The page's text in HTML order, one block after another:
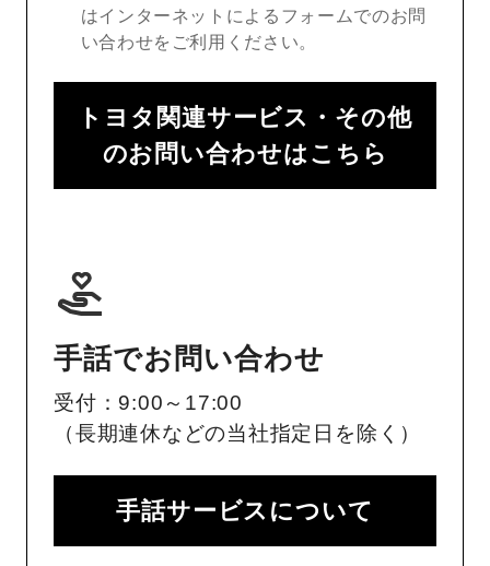
はインターネットによるフォームでのお問
い合わせをご利用ください。
トヨタ関連サービス・その他
のお問い合わせはこちら
手話でお問い合わせ
受付：9:00～17:00
（長期連休などの当社指定日を除く）
手話サービスについて